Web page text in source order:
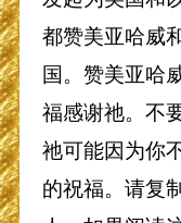
都赞美亚哈威
国。赞美亚哈
福感谢祂。不
祂可能因为你
的祝福。请复